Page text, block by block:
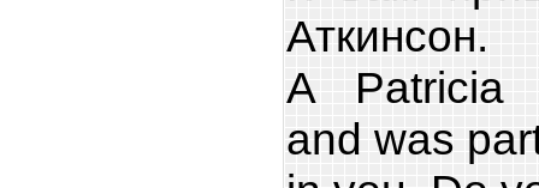
Аткинсон.
A Patricia
and was